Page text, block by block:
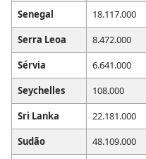
Senegal 18.117.000
Serra Leoa
8.472.000
Sérvia
6.641.000
Seychelles
108.000
Sri Lanka
22.181.000
Sudão
48.109.000